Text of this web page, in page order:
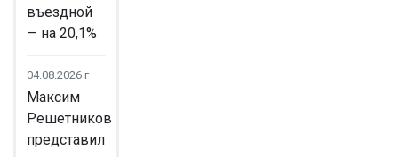
въездной
— на 20,1%
04.08.2026 г
Максим
Решетников
представил